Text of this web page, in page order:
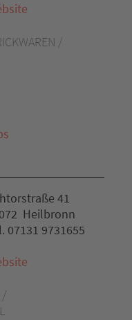
/
/
41
Heilbronn
07131 9731655